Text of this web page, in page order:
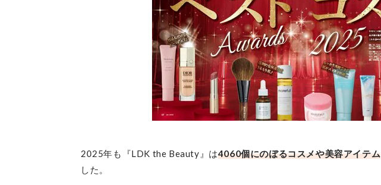
2025年も『LDK the Beauty』は4060個にのぼるコスメや美容アイテム
した。
&be
最安価格: 3,980〜